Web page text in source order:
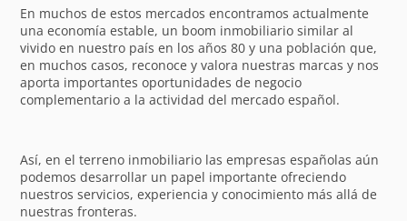
En muchos de estos mercados encontramos actualmente
una economía estable, un boom inmobiliario similar al
vivido en nuestro país en los años 80 y una población que,
en muchos casos, reconoce y valora nuestras marcas y nos
aporta importantes oportunidades de negocio
complementario a la actividad del mercado español.
Así, en el terreno inmobiliario las empresas españolas aún
podemos desarrollar un papel importante ofreciendo
nuestros servicios, experiencia y conocimiento más allá de
nuestras fronteras.